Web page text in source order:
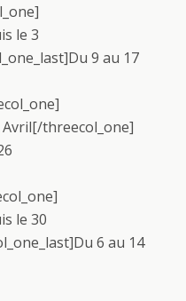
le 3
9 au 17
threecol_one]
le 30
6 au 14